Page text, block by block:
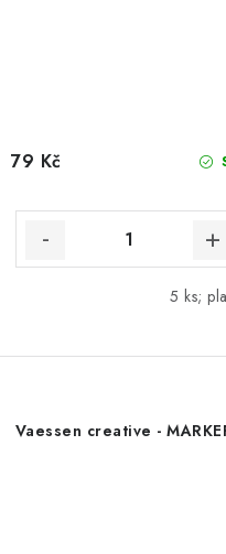
79 Kč
5 ks;
Vaessen creative -